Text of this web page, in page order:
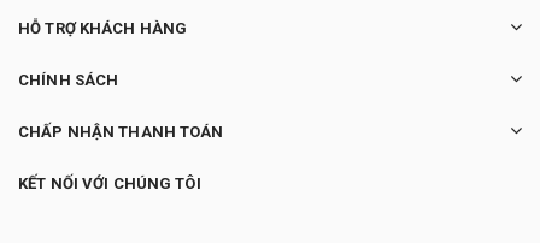
HỖ TRỢ KHÁCH HÀNG
CHÍNH SÁCH
CHẤP NHẬN THANH TOÁN
KẾT NỐI VỚI CHÚNG TÔI